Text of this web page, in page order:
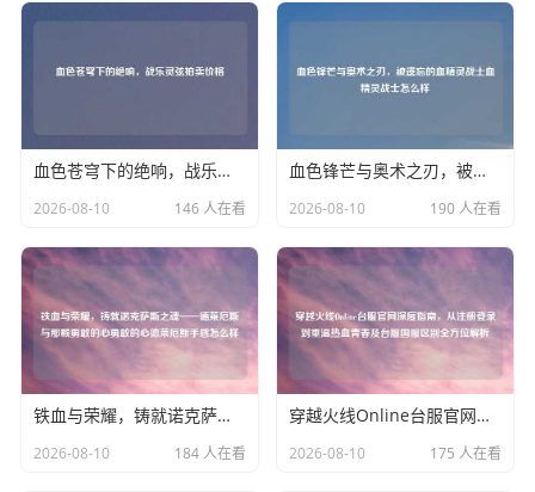
血色苍穹下的绝响，战乐灵弦拍卖价格
2026-08-10 146 人在看
血色锋芒与奥术之刃，被遗忘的血精灵战士血精灵战士怎么样
2026-08-10 190 人在看
铁血与荣耀，铸就诺克萨斯之魂——德莱厄斯与那颗勇敢的心勇敢的心德莱厄斯手感怎么样
2026-08-10 184 人在看
穿越火线Online台服官网深度指南，从注册登录到重温热血青春及台服国服区别全方位解析
2026-08-10 175 人在看